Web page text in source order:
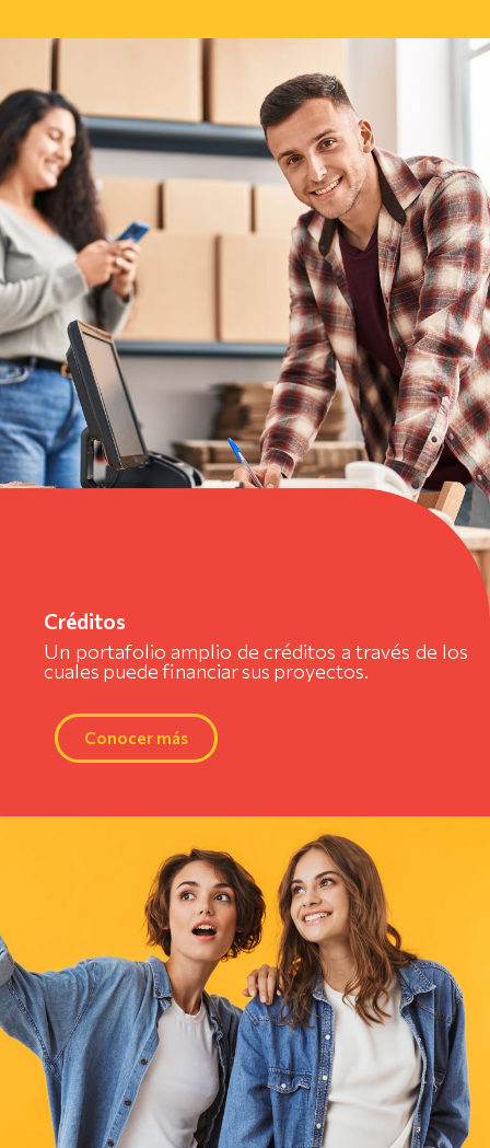
Créditos
Un portafolio amplio de créditos a través de los
cuales puede financiar sus proyectos.
Conocer más